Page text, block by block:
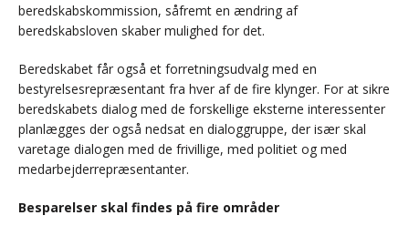
beredskabskommission, såfremt en ændring af
beredskabsloven skaber mulighed for det.
Beredskabet får også et forretningsudvalg med en
bestyrelsesrepræsentant fra hver af de fire klynger. For at sikre
beredskabets dialog med de forskellige eksterne interessenter
planlægges der også nedsat en dialoggruppe, der især skal
varetage dialogen med de frivillige, med politiet og med
medarbejderrepræsentanter.
Besparelser skal findes på fire områder